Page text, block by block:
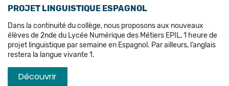
PROJET LINGUISTIQUE ESPAGNOL
Dans la continuité du collège, nous proposons aux nouveaux
élèves de 2nde du Lycée Numérique des Métiers EPIL, 1 heure de
projet linguistique par semaine en Espagnol. Par ailleurs, l’anglais
restera la langue vivante 1.
Découvrir